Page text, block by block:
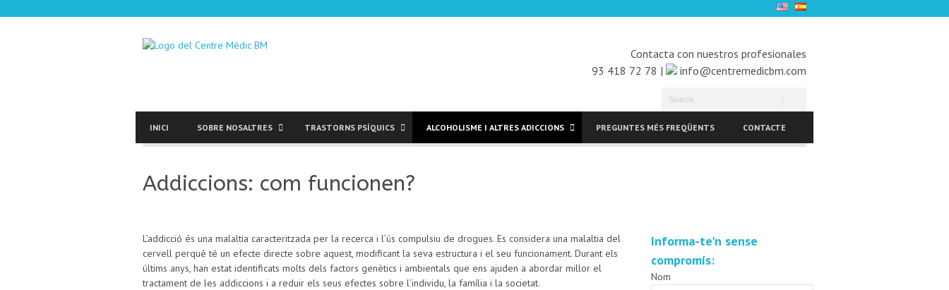
Contacta con nuestros profesionales
93 418 72 78 |
info@centremedicbm.com
INICI SOBRE NOSALTRES TRASTORNS PSÍQUICS ALCOHOLISME I ALTRES ADICCIONS PREGUNTES MÉS FREQÜENTS CONTACTE
Addiccions: com funcionen?
L’addicció és una malaltia caracteritzada per la recerca i l’ús compulsiu de drogues. Es considera una malaltia del
cervell perquè té un efecte directe sobre aquest, modificant la seva estructura i el seu funcionament. Durant els
últims anys, han estat identificats molts dels factors genètics i ambientals que ens ajuden a abordar millor el
tractament de les addiccions i a reduir els seus efectes sobre l’individu, la família i la societat.
Informa-te'n sense
compromís:
Nom